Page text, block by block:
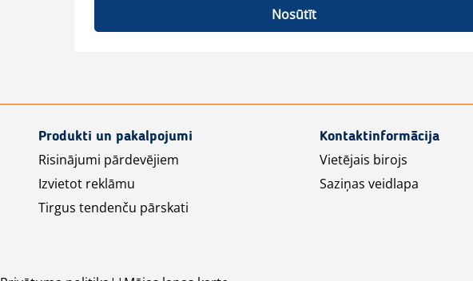
Nosūtīt
Produkti un pakalpojumi
Risinājumi pārdevējiem
Izvietot reklāmu
Tirgus tendenču pārskati
Kontaktinformācija
Vietējais birojs
Saziņas veidlapa